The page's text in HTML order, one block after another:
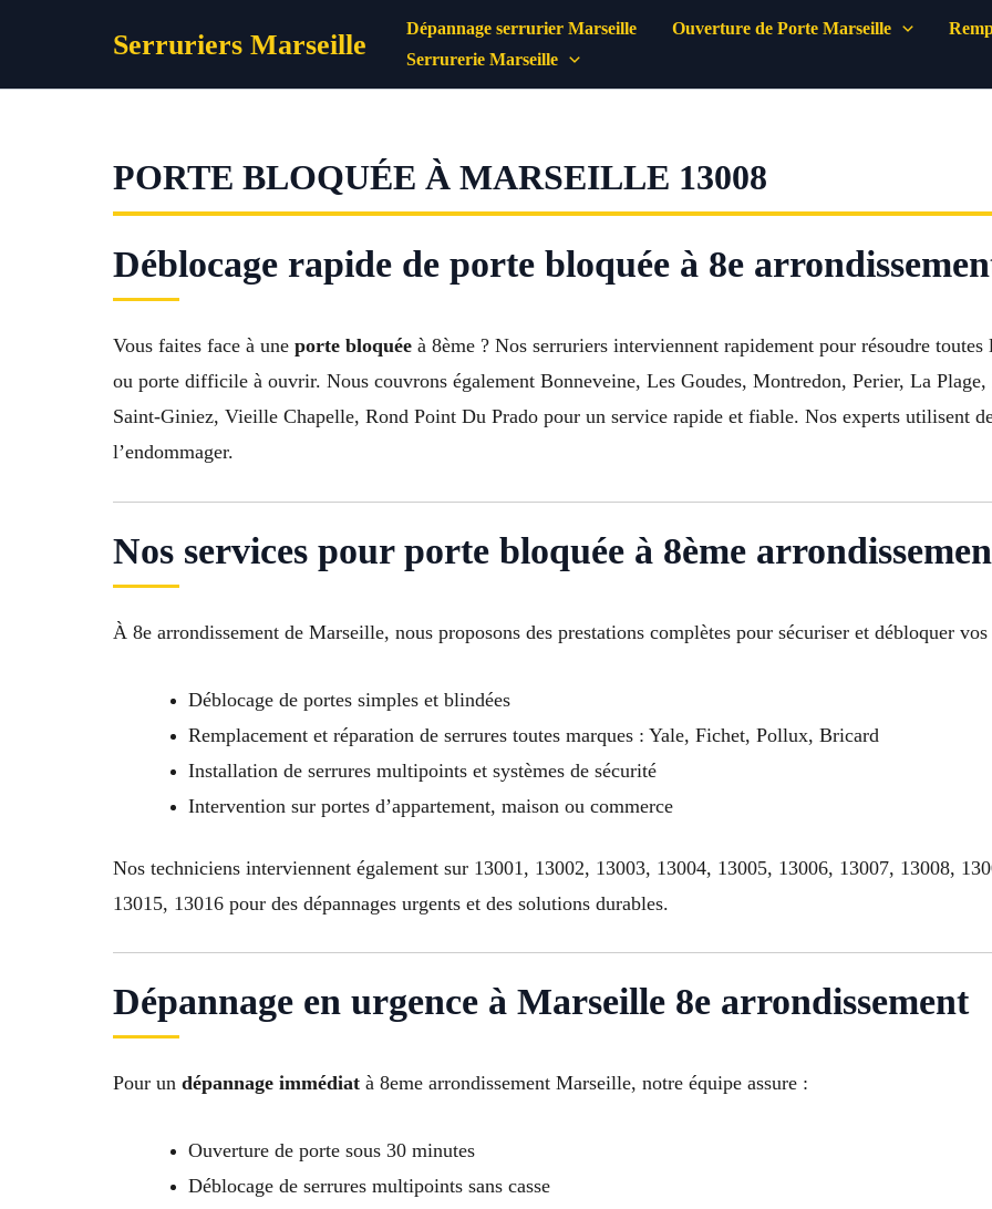
Serruriers Marseille Dépannage serrurier Marseille Ouverture de Porte Marseille
Serrurerie Marseille
PORTE BLOQUÉE À MARSEILLE 13008
Déblocage rapide de porte bloquée à 8e
Vous faites face à une porte bloquée à 8ème ? Nos serruriers interviennent rapidement pour résoudre
ou porte difficile à ouvrir. Nous couvrons également Bonneveine, Les Goudes, Montredon, Perier, La
Saint-Giniez, Vieille Chapelle, Rond Point Du Prado pour un service rapide et fiable. Nos experts utilisent
l’endommager.
Nos services pour porte bloquée à 8ème
À 8e arrondissement de Marseille, nous proposons des prestations complètes pour sécuriser et débloquer
Déblocage de portes simples et blindées
Remplacement et réparation de serrures toutes marques : Yale, Fichet, Pollux, Bricard
Installation de serrures multipoints et systèmes de sécurité
Intervention sur portes d’appartement, maison ou commerce
Nos techniciens interviennent également sur 13001, 13002, 13003, 13004, 13005, 13006, 13007, 13008,
13015, 13016 pour des dépannages urgents et des solutions durables.
Dépannage en urgence à Marseille 8e arrondissement
Pour un dépannage immédiat à 8eme arrondissement Marseille, notre équipe assure :
Ouverture de porte sous 30 minutes
Déblocage de serrures multipoints sans casse